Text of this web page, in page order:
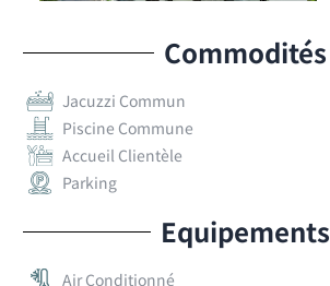
Commodités
Jacuzzi Commun
Piscine Commune
Accueil Clientèle
Parking
Equipements
Air Conditionné